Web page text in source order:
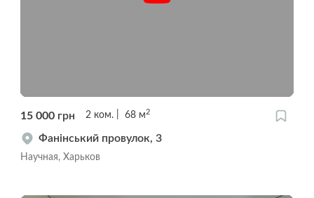
15 000 грн 2 ком. 68 м 2
Фанінський провулок, 3
Научная, Харьков